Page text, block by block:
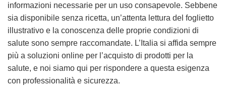
informazioni necessarie per un uso consapevole. Sebbene
sia disponibile senza ricetta, un’attenta lettura del foglietto
illustrativo e la conoscenza delle proprie condizioni di
salute sono sempre raccomandate. L’Italia si affida sempre
più a soluzioni online per l’acquisto di prodotti per la
salute, e noi siamo qui per rispondere a questa esigenza
con professionalità e sicurezza.